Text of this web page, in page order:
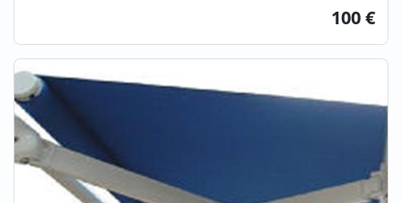
100 €